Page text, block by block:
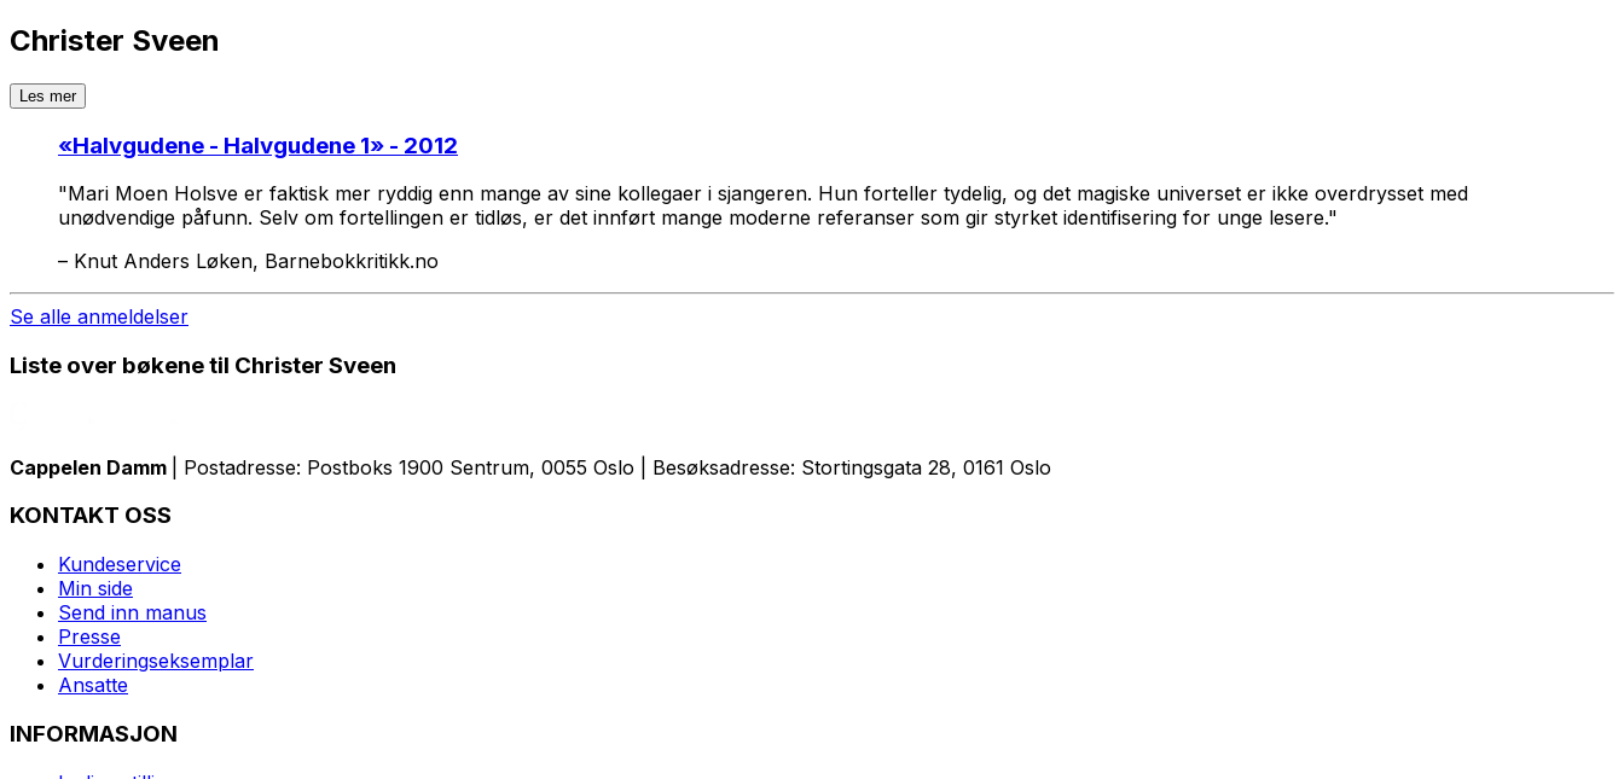
Christer Sveen
Les mer
«Halvgudene - Halvgudene 1» - 2012
"Mari Moen Holsve er faktisk mer ryddig enn mange av sine kollegaer i sjangeren. Hun forteller tydelig, og det magiske universet er ikke overdrysset med
unødvendige påfunn. Selv om fortellingen er tidløs, er det innført mange moderne referanser som gir styrket identifisering for unge lesere."
– Knut Anders Løken, Barnebokkritikk.no
Se alle anmeldelser
Liste over bøkene til Christer Sveen
Cappelen Damm | Postadresse: Postboks 1900 Sentrum, 0055 Oslo | Besøksadresse: Stortingsgata 28, 0161 Oslo
KONTAKT OSS
Kundeservice
Min side
Send inn manus
Presse
Vurderingseksemplar
Ansatte
INFORMASJON